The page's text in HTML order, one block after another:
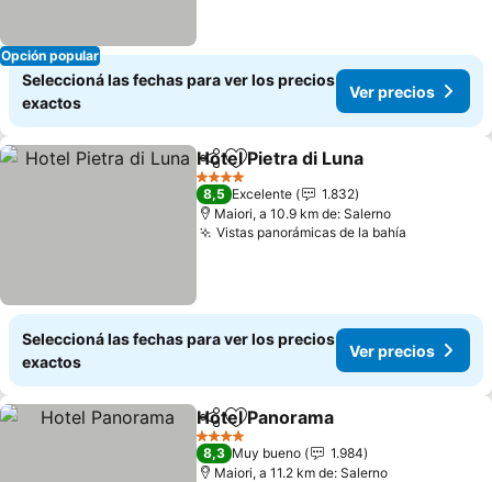
Opción popular
Seleccioná las fechas para ver los precios
exactos
Ver precios
CompartirAñadir a favoritos
Hotel Pietra di Luna
4 Estrellas
8,5 Excelente
1.832
Maiori, a 10.9 km de: Salerno
Vistas panorámicas de la bahía
Seleccioná las fechas para ver los precios
exactos
Ver precios
CompartirAñadir a favoritos
Hotel Panorama
4 Estrellas
8,3 Muy bueno
1.984
Maiori, a 11.2 km de: Salerno